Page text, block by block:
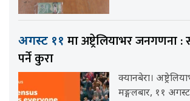
अगस्ट ११ मा अष्ट्रेलियाभर जनगणना
पर्ने कुरा
क्यानबेरा।
मङ्गलबार, ११ अगस्ट